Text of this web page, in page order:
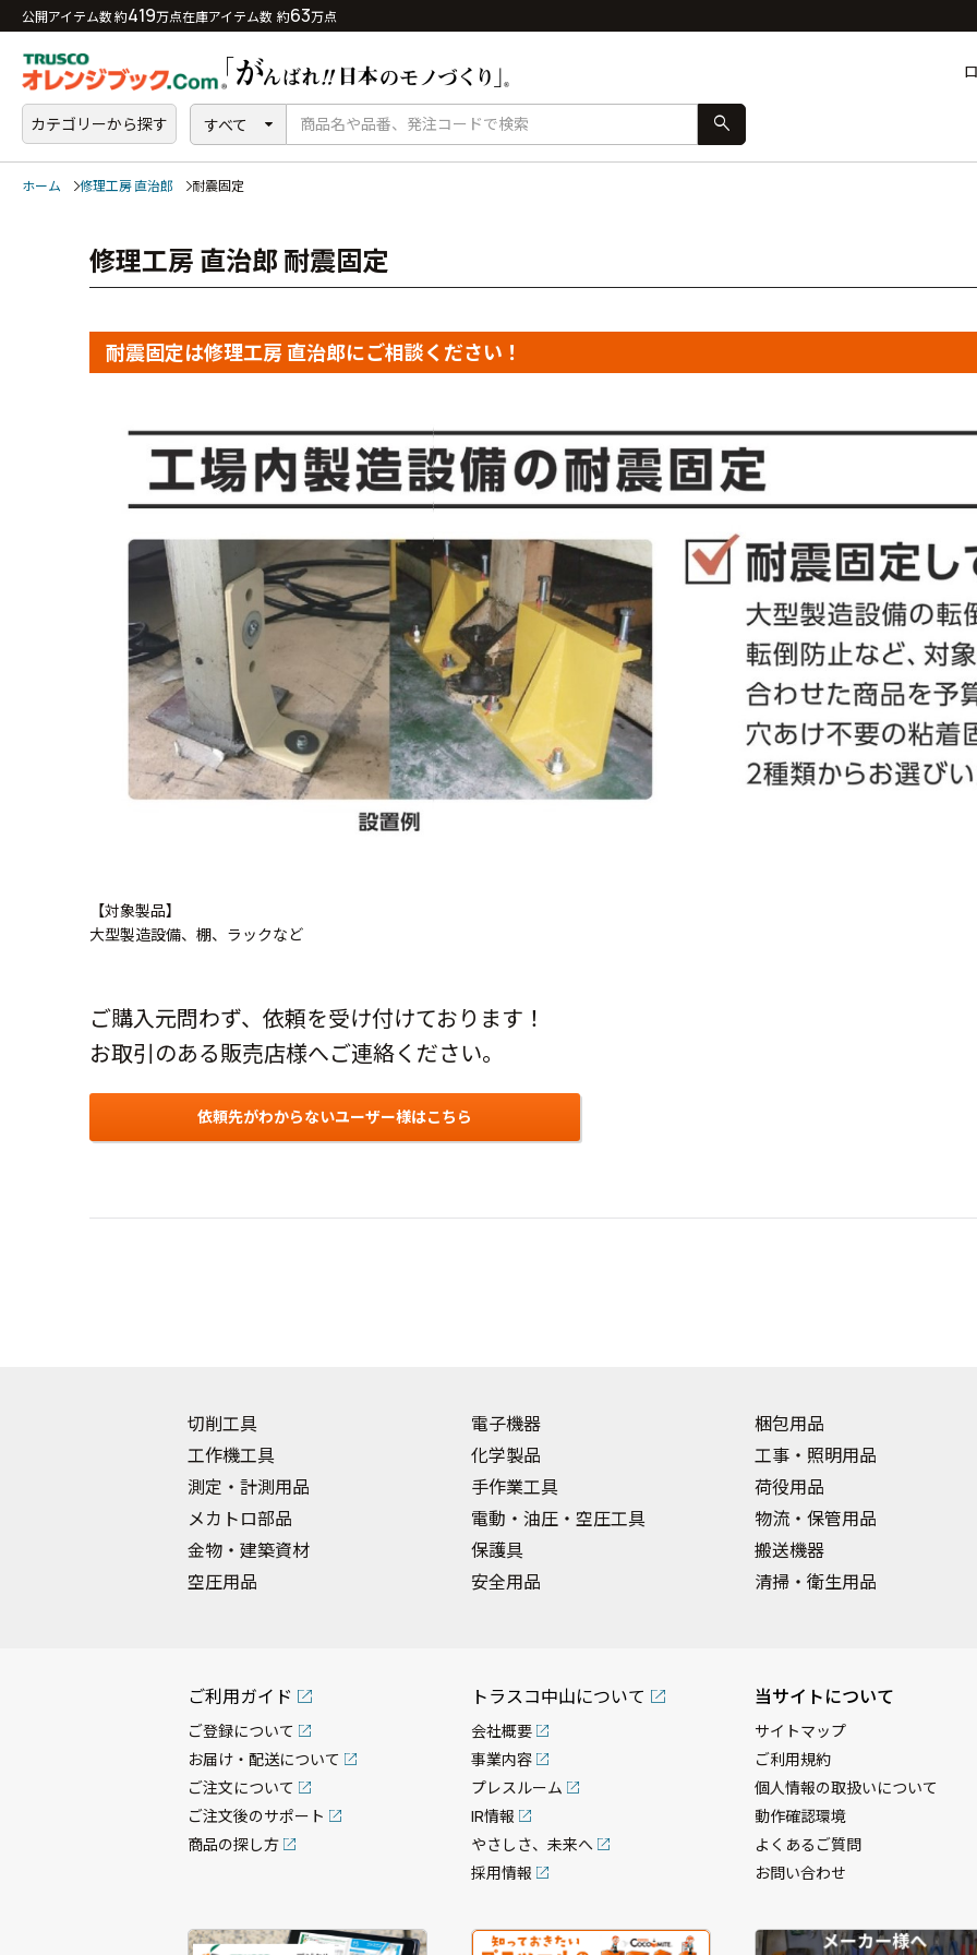
公開アイテム数 約419万点在庫アイテム数 約63万点
カテゴリーから探す すべて search
ホーム 修理工房 直治郎 耐震固定
修理工房 直治郎 耐震固定
耐震固定は修理工房 直治郎にご相談ください！
【対象製品】
大型製造設備、棚、ラックなど
ご購入元問わず、依頼を受け付けております！
お取引のある販売店様へご連絡ください。
依頼先がわからないユーザー様はこちら
切削工具
工作機工具
測定・計測用品
メカトロ部品
金物・建築資材
空圧用品
電子機器
化学製品
手作業工具
電動・油圧・空圧工具
保護具
安全用品
梱包用品
工事・照明用品
荷役用品
物流・保管用品
搬送機器
清掃・衛生用品
ご利用ガイド
ご登録について
お届け・配送について
ご注文について
ご注文後のサポート
商品の探し方
トラスコ中山について
会社概要
事業内容
プレスルーム
IR情報
やさしさ、未来へ
採用情報
当サイトについて
サイトマップ
ご利用規約
個人情報の取扱いについて
動作確認環境
よくあるご質問
お問い合わせ